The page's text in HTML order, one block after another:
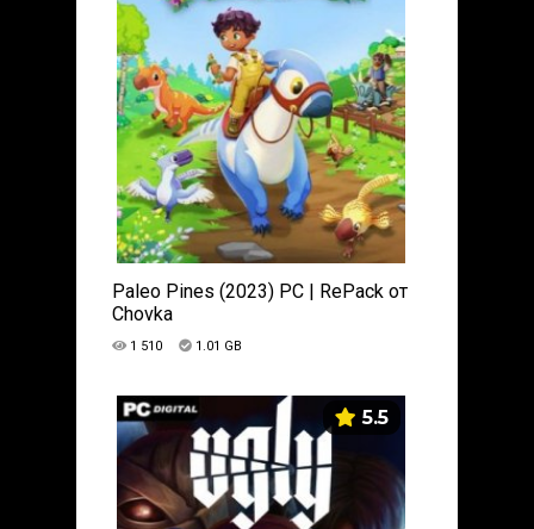
Paleo Pines (2023) PC | RePack от
Chovka
1 510 1.01 GB
5.5